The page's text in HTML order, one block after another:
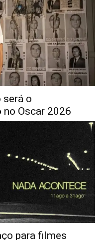
será o
Oscar 2026
para filmes